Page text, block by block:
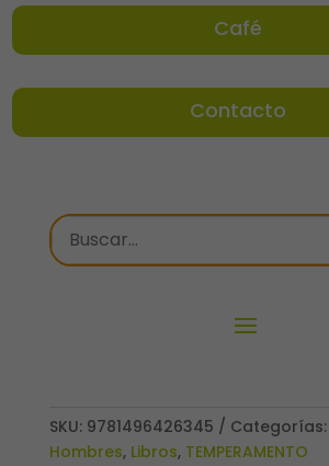
Café
Contacto
SKU: 9781496426345 Categorías:
Hombres, Libros, TEMPERAMENTO